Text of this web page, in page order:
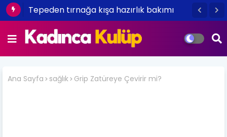
Tepeden tırnağa kışa hazırlık bakımı
Ana Sayfa sağlık Grip Zatüreye Çevirir mi?